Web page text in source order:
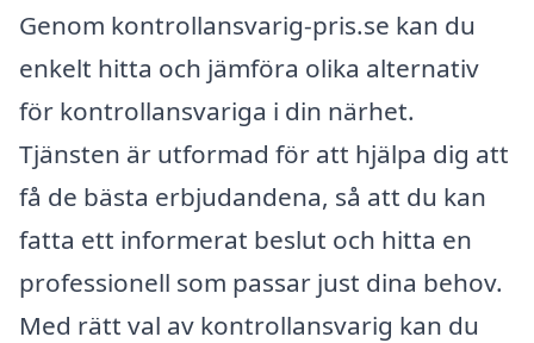
Genom kontrollansvarig-pris.se kan du
enkelt hitta och jämföra olika alternativ
för kontrollansvariga i din närhet.
Tjänsten är utformad för att hjälpa dig att
få de bästa erbjudandena, så att du kan
fatta ett informerat beslut och hitta en
professionell som passar just dina behov.
Med rätt val av kontrollansvarig kan du